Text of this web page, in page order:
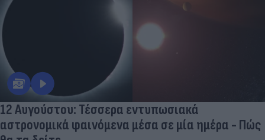
12 Αυγούστου: Τέσσερα εντυπωσιακά
αστρονομικά φαινόμενα μέσα σε μία ημέρα - Πώς